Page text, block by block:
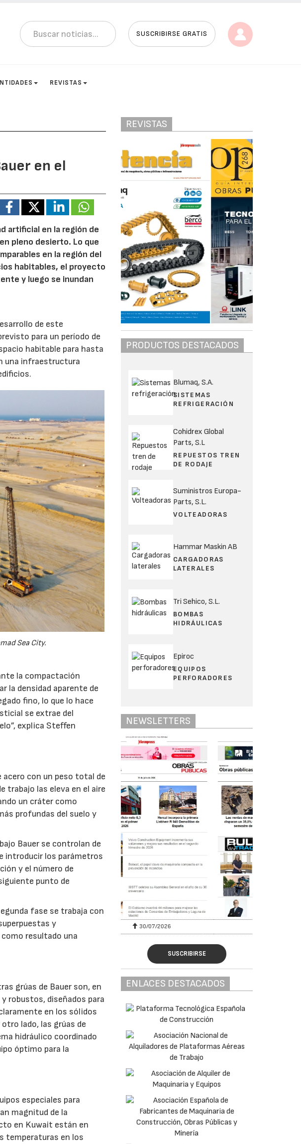
SUSCRIBIRSE GRATIS
REVISTAS
en el
artificial en la región de
pleno desierto. Lo que
en la región del
habitables, el proyecto
y luego se inundan
de este
para un período de
habitable para hasta
una infraestructura
Sea City.
la compactación
la densidad aparente de
fino, lo que lo hace
se extrae del
explica Steffen
acero con un peso total de
trabajo las eleva en el aire
un cráter como
profundas del suelo y
Bauer se controlan de
introducir los parámetros
y el número de
punto de
fase se trabaja con
y
resultado una
grúas de Bauer son, en
robustos, diseñados para
en los sólidos
lado, las grúas de
hidráulico coordinado
óptimo para la
especiales para
magnitud de la
en Kuwait están en
temperaturas en los
REVISTAS
PRODUCTOS DESTACADOS
Blumaq, S.A.
SISTEMAS
REFRIGERACIÓN
Cohidrex Global
Parts, S.L
REPUESTOS TREN
DE RODAJE
Suministros Europa-
Parts, S.L.
VOLTEADORAS
Hammar Maskin AB
CARGADORAS
LATERALES
Tri Sehico, S.L.
BOMBAS
HIDRÁULICAS
Epiroc
EQUIPOS
PERFORADORES
NEWSLETTERS
30/07/2026
SUSCRIBIRSE
ENLACES DESTACADOS